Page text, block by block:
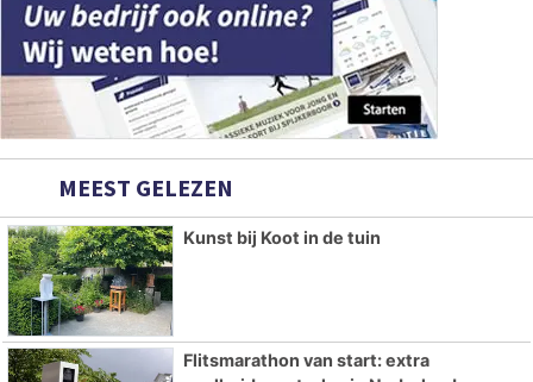
MEEST GELEZEN
Kunst bij Koot in de tuin
Flitsmarathon van start: extra